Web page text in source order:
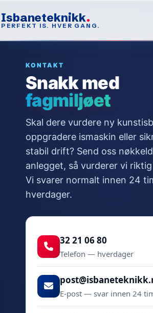
Isbaneteknikk
PERFEKT IS. HVER GANG.
KONTAKT
Snakk med
fagmiljøet
Skal dere vurdere ny
oppgradere ismaskin eller
stabil drift? Send oss
anlegget, så vurderer vi
Vi svarer normalt innen 24
hverdager.
32 21 06 80
Telefon — hverdager
E-post — svar innen 24